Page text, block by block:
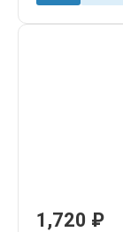
1,720 ₽